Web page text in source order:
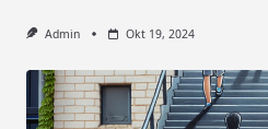
Admin Okt 19, 2024